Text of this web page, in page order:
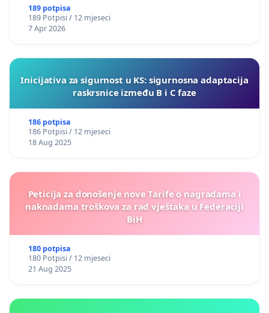
189 potpisa
189 Potpisi / 12 mjeseci
7 Apr 2026
Inicijativa za sigurnost u KS: sigurnosna adaptacija
raskrsnice između B i C faze
186 potpisa
186 Potpisi / 12 mjeseci
18 Aug 2025
Peticija za donošenje nove Tarife o nagradama i
naknadama troškova za rad vještaka u Federaciji
BiH
180 potpisa
180 Potpisi / 12 mjeseci
21 Aug 2025